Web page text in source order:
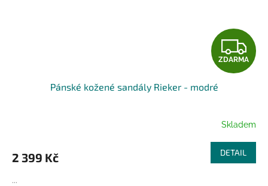
Z
D
R
M
A
ZDARMA
Pánské kožené sandály Rieker - modré
Skladem
2 399 Kč DETAIL
...